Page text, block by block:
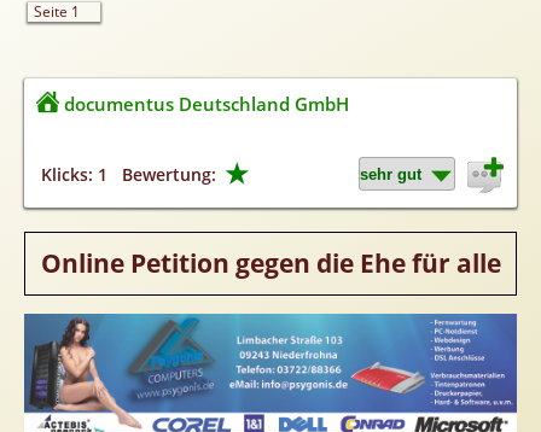
Partner
Webkatalog
Sonderangebot
Seite 1
documentus Deutschland GmbH
Klicks: 1 Bewertung: ★
Online Petition gegen die Ehe für alle